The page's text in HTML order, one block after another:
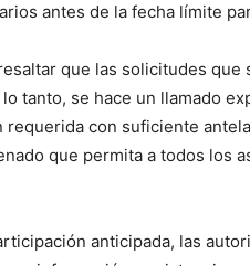
antes de la fecha límite
que las solicitudes
tanto, se hace un llamado
requerida con suficiente
que permita a todos los
anticipada, las